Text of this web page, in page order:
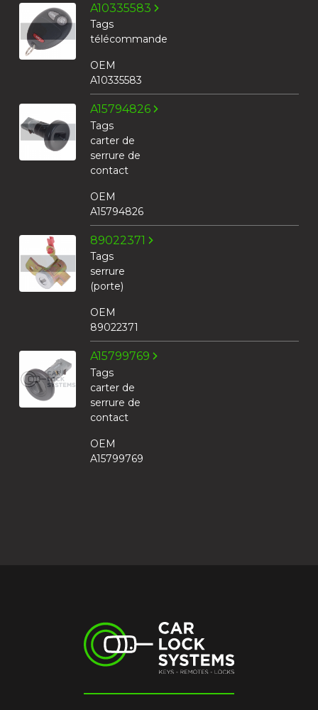
A10335583
Tags
télécommande
OEM
A10335583
A15794826
Tags
carter de
serrure de
contact
OEM
A15794826
89022371
Tags
serrure
(porte)
OEM
89022371
A15799769
Tags
carter de
serrure de
contact
OEM
A15799769